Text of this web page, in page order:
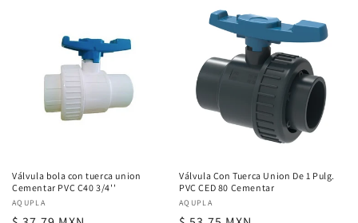
Válvula bola con tuerca union
Cementar PVC C40 3/4''
Proveedor:
AQUPLA
Válvula Con Tuerca Union De 1 Pulg.
PVC CED 80 Cementar
Proveedor:
AQUPLA